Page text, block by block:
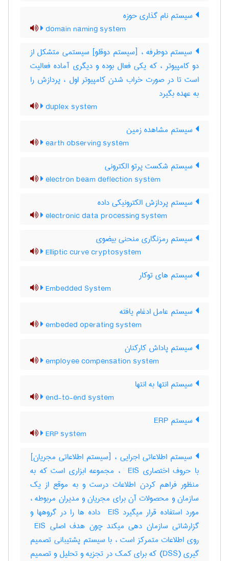
سیستم نام گذاری حوزه
domain naming system
سیستم دوطرفه ، [سیستم دوقلو] سیستمی متشکل از
دو کامپیوتر ، که یکی فعال بوده و دیگری آماده فعالیت
است تا در صورت خراب شدن کامپیوتر اول ، پردازش را
به عهده بگیرد
duplex system
سیستم مشاهده زمین
earth observing system
سیستم شکست پرتو الکترونی
electron beam deflection system
سیستم پردازش الکترونیکی داده
electronic data processing system
سیستم رمزنگاری منحنی بیضوی
Elliptic curve cryptosystem
سیستم های توکار
Embedded System
سیستم عامل ادغام یافته
embeded operating system
سیستم پاداش کارکنان
employee compensation system
سیستم انتها به انتها
end-to-end system
سیستم ERP
ERP system
سیستم اطلاعاتی اجرایی ، [سیستم اطلاعاتی مجریان]
با حروف اختصاری ‎ EIS ، مجموعه ابزاری است که به
منظور فراهم کردن اطلاعات درست و به موقع از یک
سازمان و محصولات آن برای مجریان و مدیران مربوطه ،
مورد استفاده قرار میگیرد ‎ EIS داده ها را در گروهها و
گزارشاتی سازمان دهی میکند چون هدف اصلی ‎ EIS
روی اطلاعات متمرکز است ، با سیستم پشتیبانی تصمیم
گیری (‎DSS) که برای کمک در تجزیه و تحلیل و تصمیم